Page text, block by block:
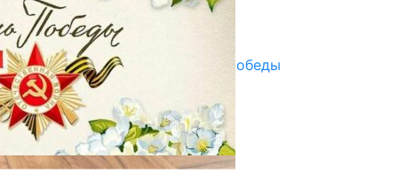
Улуу Жеңиштин жандуу сөзү
29.04.2025
Награды в преддверии Дня Победы
29.04.2025